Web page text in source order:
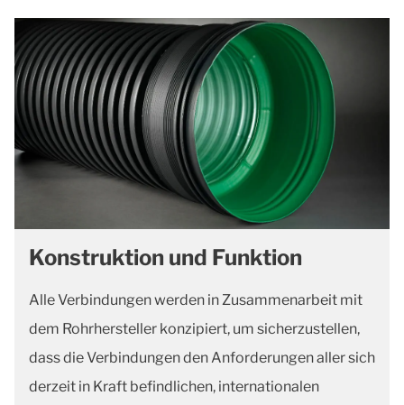
Konstruktion und Funktion
Alle Verbindungen werden in Zusammenarbeit mit
dem Rohrhersteller konzipiert, um sicherzustellen,
dass die Verbindungen den Anforderungen aller sich
derzeit in Kraft befindlichen, internationalen